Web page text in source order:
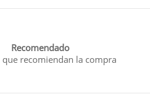
Recomendado
que recomiendan la compra